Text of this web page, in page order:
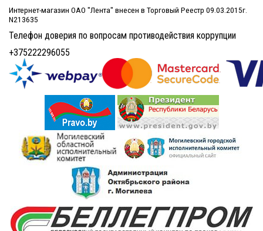
Интернет-магазин ОАО "Лента" внесен в Торговый Реестр 09.03.2015г.
N213635
Телефон доверия по вопросам противодействия коррупции
+375222296055